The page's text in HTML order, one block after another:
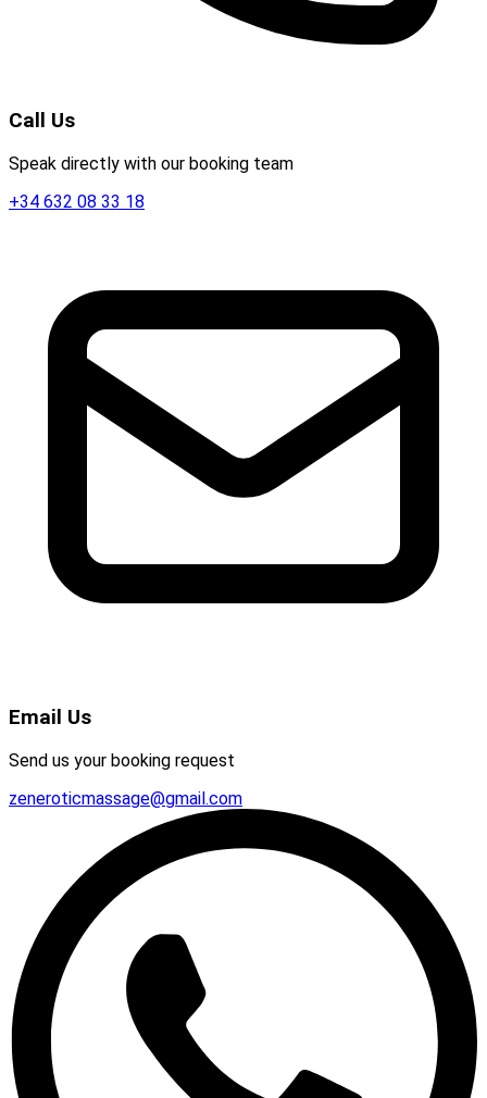
Call Us
Speak directly with our booking team
+34 632 08 33 18
Email Us
Send us your booking request
zeneroticmassage@gmail.com